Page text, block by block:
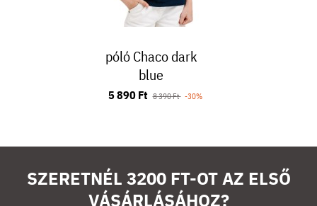
póló Chaco dark
blue
5 890 Ft 8 390 Ft -30%
SZERETNÉL 3200 FT-OT AZ ELSŐ
VÁSÁRLÁSÁHOZ?